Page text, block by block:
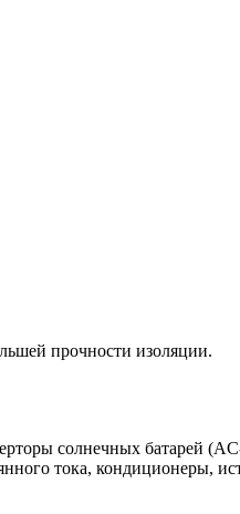
прочности изоляции.
солнечных батарей
тока, кондиционеры,